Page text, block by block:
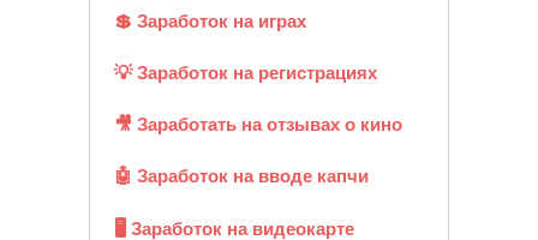
💲 Заработок на играх
💡 Заработок на регистрациях
🎥 Заработать на отзывах о кино
🤖 Заработок на вводе капчи
🖥️ Заработок на видеокарте